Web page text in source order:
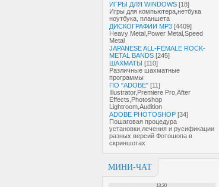
ИГРЫ ДЛЯ WINDOWS [18]
Игры для компьютера,нетбука
ноутбука, планшета
ДИСКОГРАФИИ MP3 [4409]
Heavy Metal,Power Metal,Speed
Metal
JAPANESE ALL-FEMALE ROCK-
METAL BANDS [245]
ШАХМАТЫ [110]
Различные шахматные
программы
ПО "ADOBE" [11]
Illustrator,Premiere Pro,After
Effects,Photoshop
Lightroom,Audition
ADOBE PHOTOSHOP [34]
Пошаговая процедура
установки,лечения и русификации
разных версий Фотошопа в
скриншотах
МИНИ-ЧАТ